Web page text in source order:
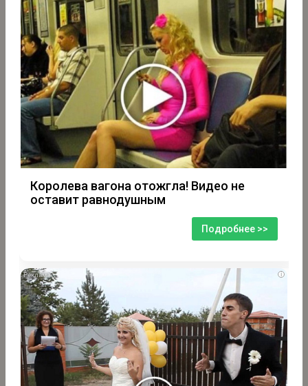
Королева вагона отожгла! Видео не
оставит равнодушным
Подробнее >>
i